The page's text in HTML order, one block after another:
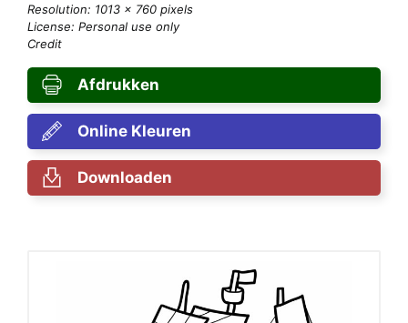
Resolution: 1013 × 760 pixels
License: Personal use only
Credit
Afdrukken
Online Kleuren
Downloaden